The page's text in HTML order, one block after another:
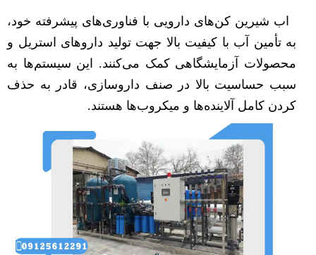
اب شیرین کن‌های دارویی با فناوری‌های پیشرفته خود،
به تأمین آب با کیفیت بالا جهت تولید داروهای استریل و
محصولات آزمایشگاهی کمک می‌کنند. این سیستم‌ها به
سبب حساسیت بالا در صنف داروسازی، قادر به حذف
کردن کامل آلاینده‌ها و میکروب‌ها هستند.